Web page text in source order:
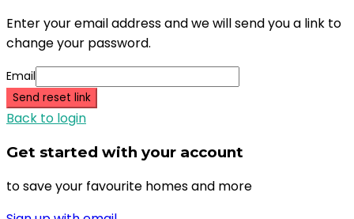
Enter your email address and we will send you a link to
change your password.
Email
Send reset link
Back to login
Get started with your account
to save your favourite homes and more